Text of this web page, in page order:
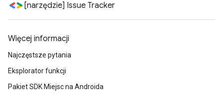
[narzędzie] Issue Tracker
Więcej informacji
Najczęstsze pytania
Eksplorator funkcji
Pakiet SDK Miejsc na Androida